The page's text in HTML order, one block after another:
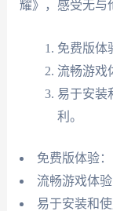
耀》，感受无与
免费版体
流畅游戏
易于安装
利。
免费版体验
流畅游戏体
易于安装和